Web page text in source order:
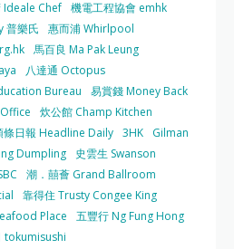
Ideale Chef 機電工程協會 emhk
普樂氏
惠而浦 Whirlpool
馬百良 Ma Pak Leung
八達通 Octopus
Bureau
易賞錢 Money Back
炊公館 Champ Kitchen
條日報 Headline Daily 3HK
Gilman
Dumpling
史雲生 Swanson
潮．囍薈 Grand Ballroom
靠得住 Trusty Congee King
Place
五豐行 Ng Fung Hong
tokumisushi